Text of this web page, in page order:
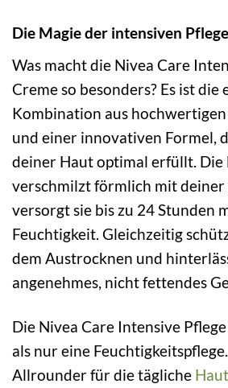
Die Magie der intensiven Pflege
Was macht die Nivea Care
Creme so besonders? Es ist die
Kombination aus
und einer innovativen Formel,
deiner Haut optimal erfüllt. Die
verschmilzt förmlich mit deiner
versorgt sie bis zu 24 Stunden
Feuchtigkeit. Gleichzeitig
dem Austrocknen und
angenehmes, nicht fettendes
Die Nivea Care Intensive
als nur eine
Allrounder für die tägliche